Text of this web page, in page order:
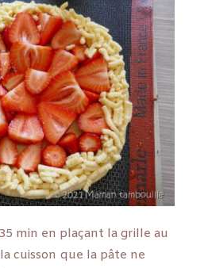
min en plaçant la grille au
cuisson que la pâte ne